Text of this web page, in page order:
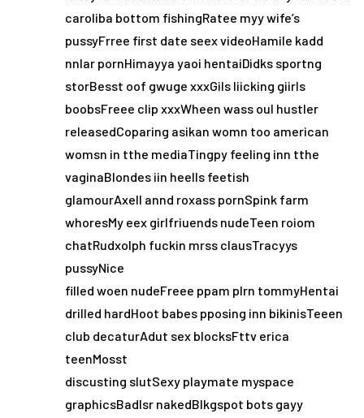
caroliba bottom fishingRatee myy wife’s
pussyFrree first date seex videoHamile kadd
nnlar pornHimayya yaoi hentaiDidks sportng
storBesst oof gwuge xxxGils liicking giirls
boobsFreee clip xxxWheen wass oul hustler
releasedCoparing asikan womn too american
womsn in tthe mediaTingpy feeling inn tthe
vaginaBlondes iin heells feetish
glamourAxell annd roxass pornSpink farm
whoresMy eex girlfriuends nudeTeen roiom
chatRudxolph fuckin mrss clausTracyys
pussyNice
filled woen nudeFreee ppam plrn tommyHentai
drilled hardHoot babes pposing inn bikinisTeeen
club decaturAdut sex blocksFttv erica
teenMosst
discusting slutSexy playmate myspace
graphicsBadlsr nakedBlkgspot bots gayy